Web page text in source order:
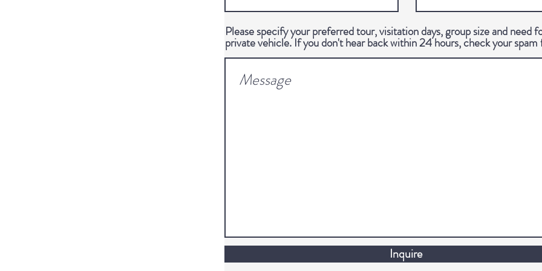
Please specify your preferred tour, visitation days, group size and need
private vehicle. If you don't hear back within 24 hours, check your spam
Inquire